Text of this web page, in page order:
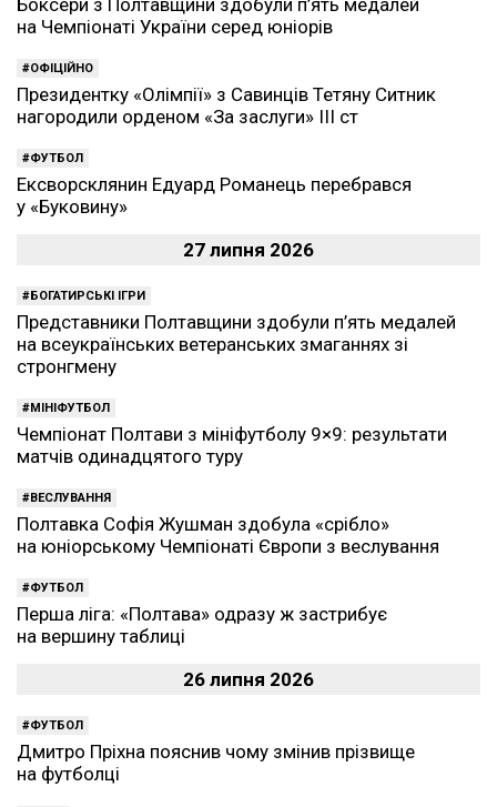
Боксери з Полтавщини здобули п’ять медалей
на Чемпіонаті України серед юніорів
ОФІЦІЙНО
Президентку «Олімпії» з Савинців Тетяну Ситник
нагородили орденом «За заслуги» ІІІ ст
ФУТБОЛ
Ексворсклянин Едуард Романець перебрався
у «Буковину»
27 липня 2026
БОГАТИРСЬКІ ІГРИ
Представники Полтавщини здобули п’ять медалей
на всеукраїнських ветеранських змаганнях зі
стронгмену
МІНІФУТБОЛ
Чемпіонат Полтави з мініфутболу 9×9: результати
матчів одинадцятого туру
ВЕСЛУВАННЯ
Полтавка Софія Жушман здобула «срібло»
на юніорському Чемпіонаті Європи з веслування
ФУТБОЛ
Перша ліга: «Полтава» одразу ж застрибує
на вершину таблиці
26 липня 2026
ФУТБОЛ
Дмитро Пріхна пояснив чому змінив прізвище
на футболці